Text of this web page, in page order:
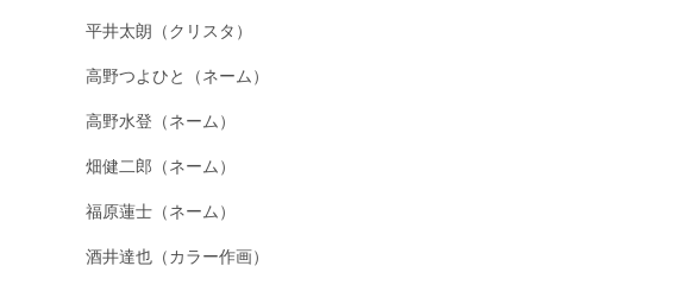
平井太朗（クリスタ）
高野つよひと（ネーム）
高野水登（ネーム）
畑健二郎（ネーム）
福原蓮士（ネーム）
酒井達也（カラー作画）